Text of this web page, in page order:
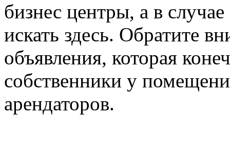
бизнес центры, а в случае
искать здесь. Обратите
объявления, которая
собственники у
арендаторов.